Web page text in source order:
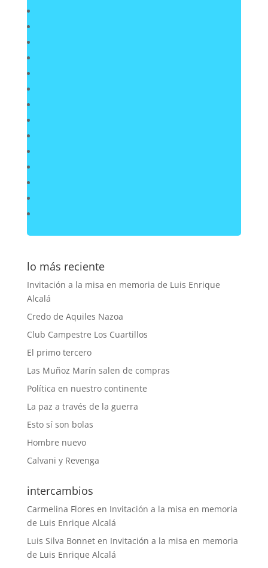
lo más reciente
Invitación a la misa en memoria de Luis Enrique
Alcalá
Credo de Aquiles Nazoa
Club Campestre Los Cuartillos
El primo tercero
Las Muñoz Marín salen de compras
Política en nuestro continente
La paz a través de la guerra
Esto sí son bolas
Hombre nuevo
Calvani y Revenga
intercambios
Carmelina Flores en Invitación a la misa en memoria
de Luis Enrique Alcalá
Luis Silva Bonneten Invitación a la misa en memoria
de Luis Enrique Alcalá